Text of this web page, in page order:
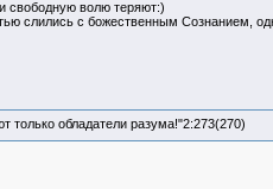
свободную волю теряют:)
слились с божественным Сознанием,
только обладатели разума!"2:273(270)